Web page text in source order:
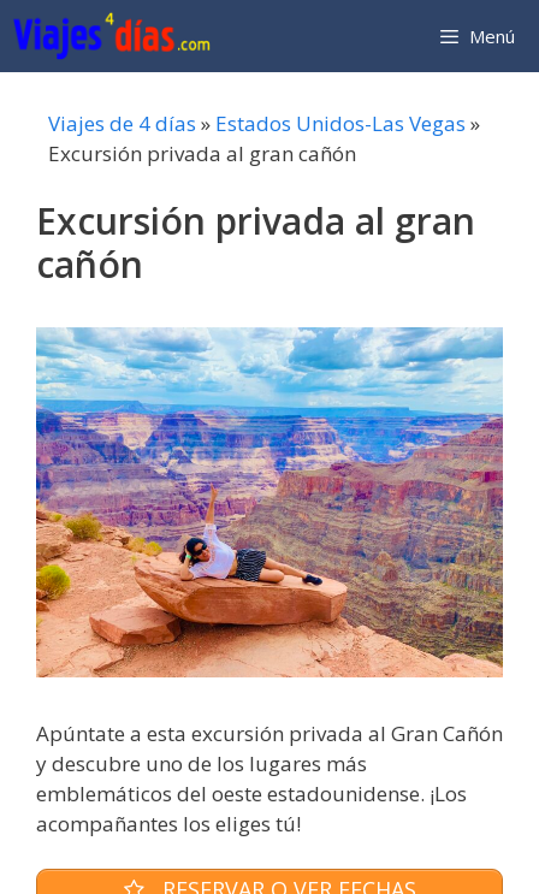
Saltar
al
contenido
Menú
Viajes de 4 días » Estados Unidos-Las Vegas »
Excursión privada al gran cañón
Excursión privada al gran
cañón
Apúntate a esta excursión privada al Gran Cañón
y descubre uno de los lugares más
emblemáticos del oeste estadounidense. ¡Los
acompañantes los eliges tú!